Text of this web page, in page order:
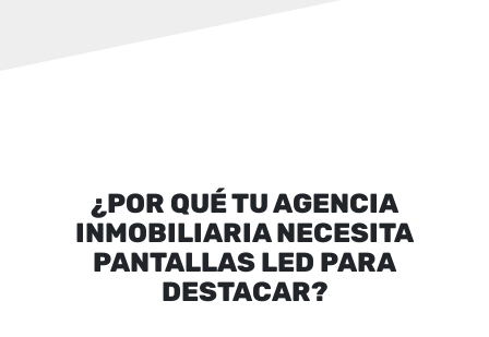
¿POR QUÉ TU AGENCIA
INMOBILIARIA NECESITA
PANTALLAS LED PARA
DESTACAR?